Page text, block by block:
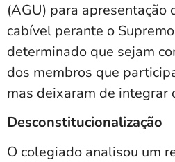
(AGU) para apresentação
cabível perante o
determinado que sejam
dos membros que
mas deixaram de integrar
Desconstitucionalização
O colegiado analisou um